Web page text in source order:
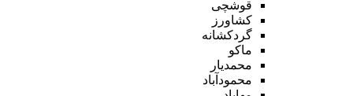
قوشچی
کشاورز
گردکشانه
ماکو
محمدیار
محمودآباد